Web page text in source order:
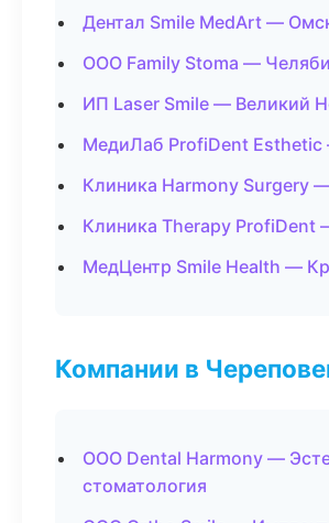
Дентал Smile MedArt —
ООО Family Stoma —
ИП Laser Smile — Великий
МедиЛаб ProfiDent Esthetic
Клиника Harmony Surgery
Клиника Therapy ProfiDent
МедЦентр Smile Health —
Компании в
ООО Dental Harmony —
стоматология